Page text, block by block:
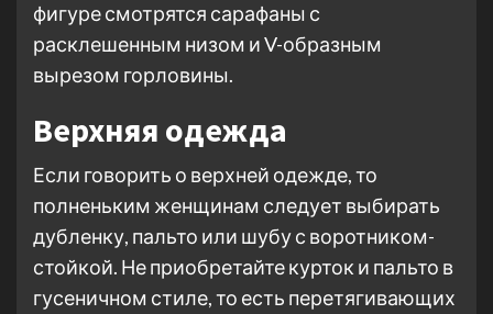
фигуре смотрятся сарафаны с
расклешенным низом и V-образным
вырезом горловины.
Верхняя одежда
Если говорить о верхней одежде, то
полненьким женщинам следует выбирать
дубленку, пальто или шубу с воротником-
стойкой. Не приобретайте курток и пальто в
гусеничном стиле, то есть перетягивающих